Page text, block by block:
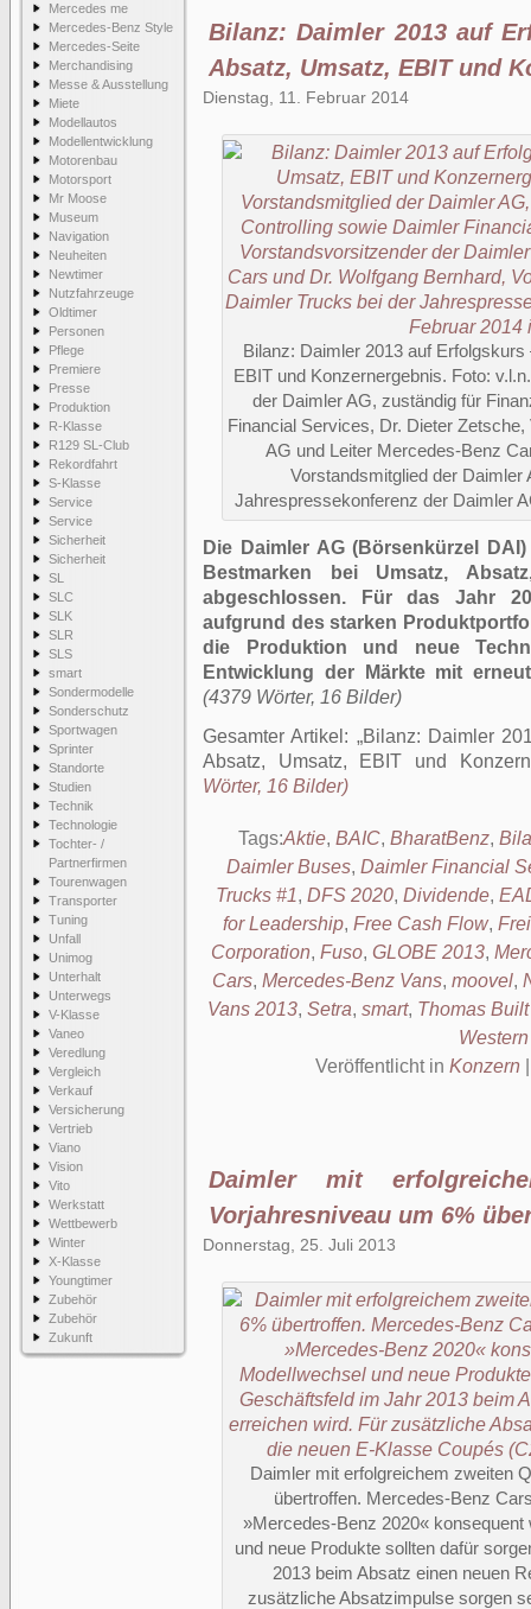
Mercedes me
Mercedes-Benz Style
Mercedes-Seite
Merchandising
Messe & Ausstellung
Miete
Modellautos
Modellentwicklung
Motorenbau
Motorsport
Mr Moose
Museum
Navigation
Neuheiten
Newtimer
Nutzfahrzeuge
Oldtimer
Personen
Pflege
Premiere
Presse
Produktion
R-Klasse
R129 SL-Club
Rekordfahrt
S-Klasse
Service
Service
Sicherheit
Sicherheit
SL
SLC
SLK
SLR
SLS
smart
Sondermodelle
Sonderschutz
Sportwagen
Sprinter
Standorte
Studien
Technik
Technologie
Tochter- /
Partnerfirmen
Tourenwagen
Transporter
Tuning
Unfall
Unimog
Unterhalt
Unterwegs
V-Klasse
Vaneo
Veredlung
Vergleich
Verkauf
Versicherung
Vertrieb
Viano
Vision
Vito
Werkstatt
Wettbewerb
Winter
X-Klasse
Youngtimer
Zubehör
Zubehör
Zukunft
Bilanz: Daimler 2013 auf
Absatz, Umsatz, EBIT und
Dienstag, 11. Februar 2014
Bilanz: Daimler 2013 auf
EBIT und Konzernergebnis. Foto:
der Daimler AG, zuständig für
Financial Services, Dr. Dieter
AG und Leiter Mercedes-Benz
Vorstandsmitglied der Daimler
Jahrespressekonferenz der Daimler
Die Daimler AG (Börsenkürzel
Bestmarken bei Umsatz,
abgeschlossen. Für das Jahr
aufgrund des starken
die Produktion und neue
Entwicklung der Märkte mit
(4379 Wörter, 16 Bilder)
Gesamter Artikel:
Bilanz: Daimler
Absatz, Umsatz, EBIT und
Wörter, 16 Bilder)
Tags:Aktie, BAIC, BharatBenz,
Daimler Buses, Daimler Financial
Trucks #1, DFS 2020, Dividende,
for Leadership, Free Cash Flow,
Corporation, Fuso, GLOBE 2013,
Cars, Mercedes-Benz Vans, moovel,
Vans 2013, Setra, smart, Thomas
Veröffentlicht in Konzern
Daimler mit
Vorjahresniveau um 6%
Donnerstag, 25. Juli 2013
Daimler mit erfolgreichem zweiten
übertroffen. Mercedes-Benz
»Mercedes-Benz 2020«
und neue Produkte sollten dafür
2013 beim Absatz einen neuen
zusätzliche Absatzimpulse sorgen